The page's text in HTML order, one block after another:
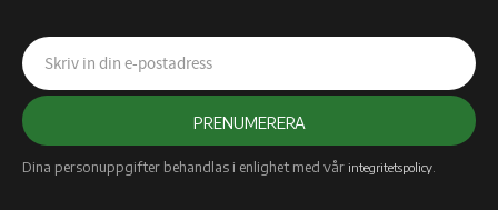
PRENUMERERA
Dina personuppgifter behandlas i enlighet med vår integritetspolicy.